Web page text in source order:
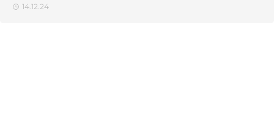
14.12.24